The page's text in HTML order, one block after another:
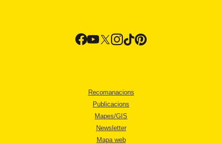
Recomanacions
Publicacions
Mapes/GIS
Newsletter
Mapa web